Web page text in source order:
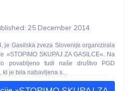
25 December 2014
je Gasilska zveza Slovenije organizirala
»STOPIMO SKUPAJ ZA GASILCE«. Na
povabljeno tudi naše društvo PGD
je bila nabavljena s...